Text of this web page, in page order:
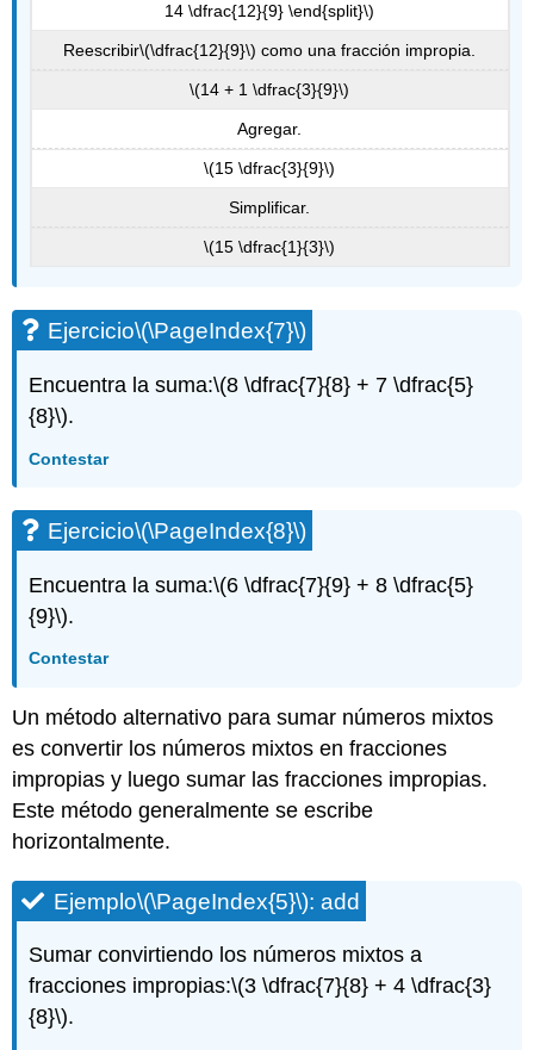
14 \dfrac{12}{9} \end{split}\)
Reescribir\(\dfrac{12}{9}\) como una fracción impropia.
\(14 + 1 \dfrac{3}{9}\)
Agregar.
\(15 \dfrac{3}{9}\)
Simplificar.
\(15 \dfrac{1}{3}\)
Ejercicio\(\PageIndex{7}\)
Encuentra la suma:\(8 \dfrac{7}{8} + 7 \dfrac{5}
{8}\).
Contestar
Ejercicio\(\PageIndex{8}\)
Encuentra la suma:\(6 \dfrac{7}{9} + 8 \dfrac{5}
{9}\).
Contestar
Un método alternativo para sumar números mixtos
es convertir los números mixtos en fracciones
impropias y luego sumar las fracciones impropias.
Este método generalmente se escribe
horizontalmente.
Ejemplo\(\PageIndex{5}\): add
Sumar convirtiendo los números mixtos a
fracciones impropias:\(3 \dfrac{7}{8} + 4 \dfrac{3}
{8}\).